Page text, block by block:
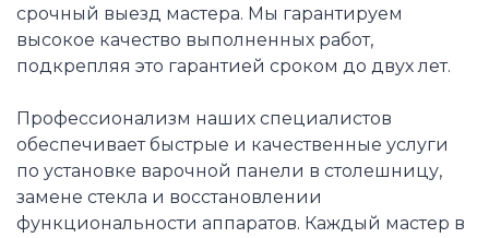
срочный выезд мастера. Мы гарантируем
высокое качество выполненных работ,
подкрепляя это гарантией сроком до двух лет.
Профессионализм наших специалистов
обеспечивает быстрые и качественные услуги
по установке варочной панели в столешницу,
замене стекла и восстановлении
функциональности аппаратов. Каждый мастер в